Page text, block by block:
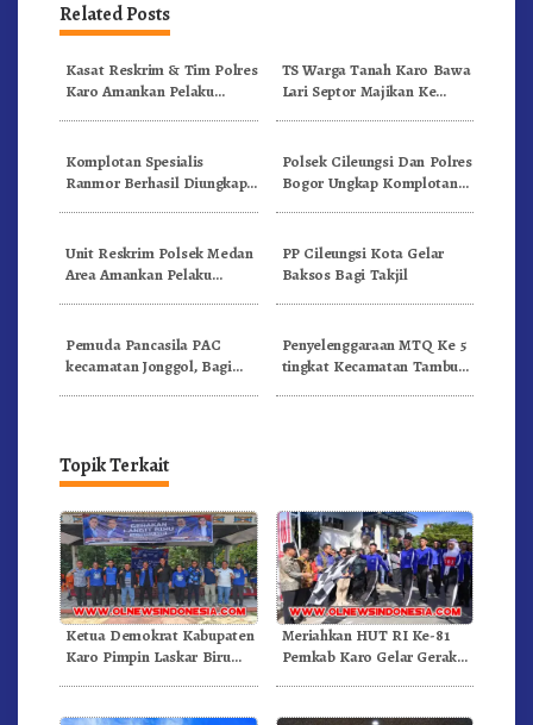
Related Posts
Kasat Reskrim & Tim Polres
Karo Amankan Pelaku
TS Warga Tanah Karo Bawa
Lari Septor Majikan Ke
Komplotan Spesialis
Ranmor Berhasil Diungkap
Polsek Cileungsi Dan Polres
Bogor Ungkap Komplotan
Unit Reskrim Polsek Medan
Area Amankan Pelaku
PP Cileungsi Kota Gelar
Baksos Bagi Takjil
Pemuda Pancasila PAC
kecamatan Jonggol, Bagi
Penyelenggaraan MTQ Ke 5
tingkat Kecamatan Tambun
Topik Terkait
Ketua Demokrat Kabupaten
Karo Pimpin Laskar Biru
Meriahkan HUT RI Ke-81
Pemkab Karo Gelar Gerak